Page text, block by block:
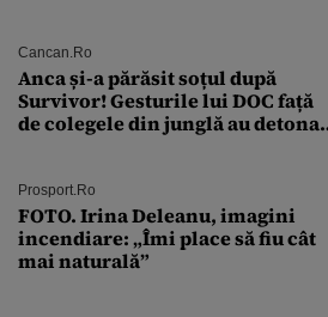
Cancan.ro
Anca și-a părăsit soțul după
Survivor! Gesturile lui DOC față
de colegele din junglă au detonat
Prosport.ro
FOTO. Irina Deleanu, imagini
incendiare: „Îmi place să fiu cât
mai naturală”